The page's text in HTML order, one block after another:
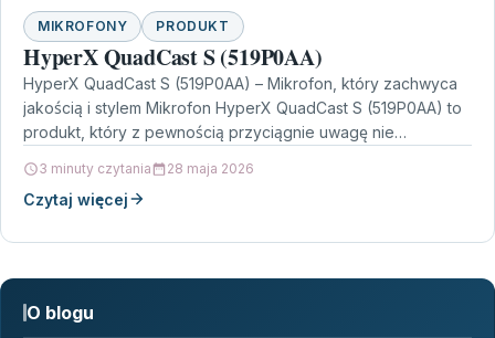
MIKROFONY PRODUKT
HyperX QuadCast S (519P0AA)
HyperX QuadCast S (519P0AA) – Mikrofon, który zachwyca
jakością i stylem Mikrofon HyperX QuadCast S (519P0AA) to
produkt, który z pewnością przyciągnie uwagę nie…
3 minuty czytania 28 maja 2026
Czytaj więcej
O blogu